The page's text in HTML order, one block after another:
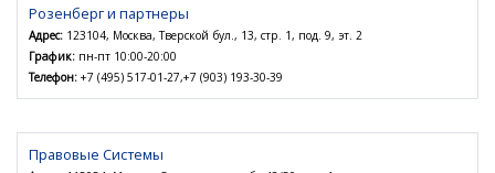
Розенберг и партнеры
Адрес: 123104, Москва, Тверской бул., 13, стр. 1, под. 9, эт. 2
График: пн-пт 10:00-20:00
Телефон: +7 (495) 517-01-27,+7 (903) 193-30-39
Правовые Системы